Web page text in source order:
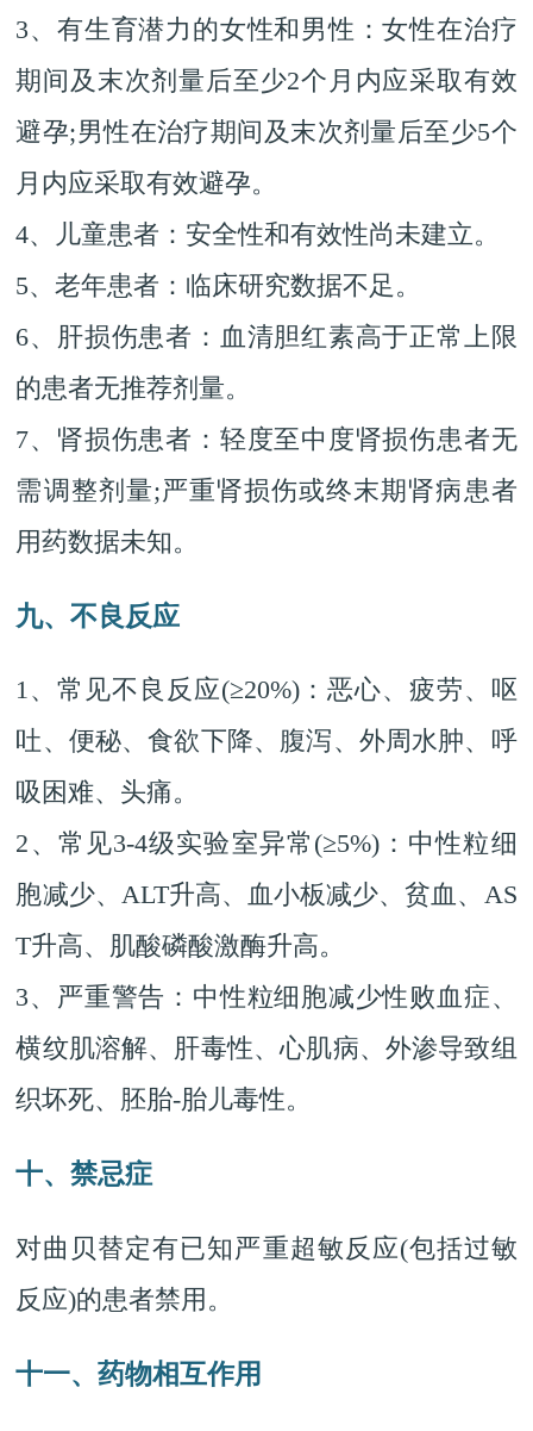
3、有生育潜力的女性和男性：女性在治疗
期间及末次剂量后至少2个月内应采取有效
避孕;男性在治疗期间及末次剂量后至少5个
月内应采取有效避孕。
4、儿童患者：安全性和有效性尚未建立。
5、老年患者：临床研究数据不足。
6、肝损伤患者：血清胆红素高于正常上限
的患者无推荐剂量。
7、肾损伤患者：轻度至中度肾损伤患者无
需调整剂量;严重肾损伤或终末期肾病患者
用药数据未知。
九、不良反应
1、常见不良反应(≥20%)：恶心、疲劳、呕
吐、便秘、食欲下降、腹泻、外周水肿、呼
吸困难、头痛。
2、常见3-4级实验室异常(≥5%)：中性粒细
胞减少、ALT升高、血小板减少、贫血、AS
T升高、肌酸磷酸激酶升高。
3、严重警告：中性粒细胞减少性败血症、
横纹肌溶解、肝毒性、心肌病、外渗导致组
织坏死、胚胎-胎儿毒性。
十、禁忌症
对曲贝替定有已知严重超敏反应(包括过敏
反应)的患者禁用。
十一、药物相互作用